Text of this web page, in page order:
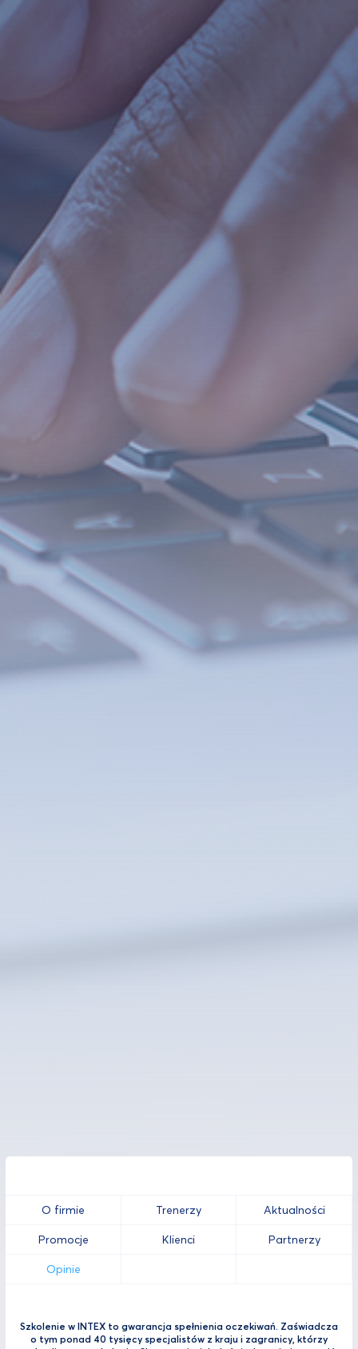
O firmie Trenerzy Aktualności
Promocje Klienci Partnerzy
Opinie
Szkolenie w INTEX to gwarancja spełnienia oczekiwań. Zaświadcza
o tym ponad 40 tysięcy specjalistów z kraju i zagranicy, którzy